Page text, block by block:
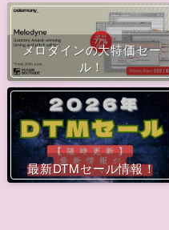
メロダインの大特価セー
ル！
最新DTMセール情報！